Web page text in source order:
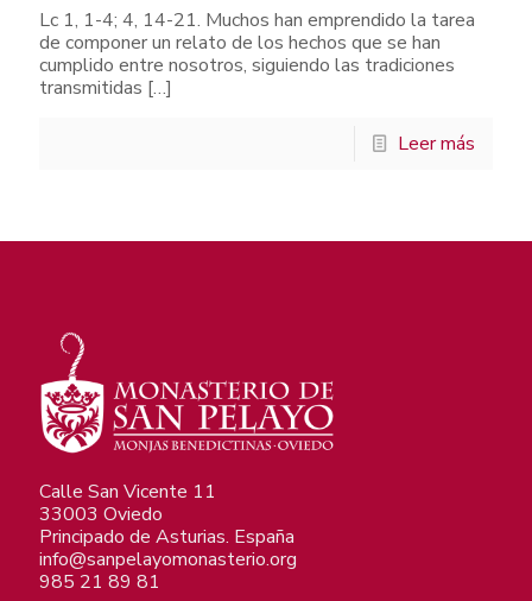
Lc 1, 1-4; 4, 14-21. Muchos han emprendido la tarea
de componer un relato de los hechos que se han
cumplido entre nosotros, siguiendo las tradiciones
transmitidas […]
Leer más
Calle San Vicente 11
33003 Oviedo
Principado de Asturias. España
info@sanpelayomonasterio.org
985 21 89 81